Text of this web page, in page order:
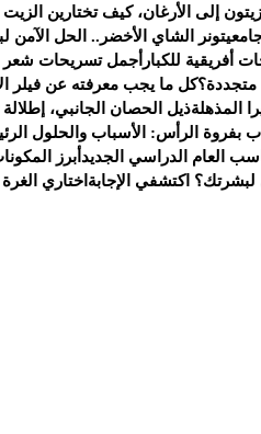
إلى الأرغان، كيف تختارين
تونر الشاي الأخضر.. الحل الآمن
أفريقية للكبار أجمل تسريحات شعر
متجددة؟كل ما يجب معرفته عن فيلر
المذهلةذيل الحصان الجانبي، إطلالة
بفروة الرأس: الأسباب والحلول
العام الدراسي الجديد أبرز
اكتشفي الإجابة اختاري